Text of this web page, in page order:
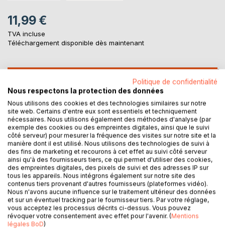
11,99 €
TVA incluse
Téléchargement disponible dès maintenant
AJOUTER AU PANIER
Ajouter à ma liste d'envies
Laisser un avis
DESCRIPTION
Depuis mon enfance, suite à trois expériences très fortes
Politique de confidentialité
Nous respectons la protection des données
Nous utilisons des cookies et des technologies similaires sur notre
site web. Certains d'entre eux sont essentiels et techniquement
nécessaires. Nous utilisons également des méthodes d'analyse (par
exemple des cookies ou des empreintes digitales, ainsi que le suivi
côté serveur) pour mesurer la fréquence des visites sur notre site et la
manière dont il est utilisé. Nous utilisons des technologies de suivi à
des fins de marketing et recourons à cet effet au suivi côté serveur
ainsi qu'à des fournisseurs tiers, ce qui permet d'utiliser des cookies,
des empreintes digitales, des pixels de suivi et des adresses IP sur
tous les appareils. Nous intégrons également sur notre site des
contenus tiers provenant d'autres fournisseurs (plateformes vidéo).
Nous n'avons aucune influence sur le traitement ultérieur des données
et sur un éventuel tracking par le fournisseur tiers. Par votre réglage,
vous acceptez les processus décrits ci-dessus. Vous pouvez
révoquer votre consentement avec effet pour l'avenir. (Mentions
légales BoD)